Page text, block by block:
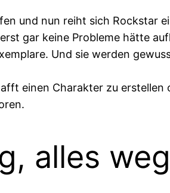
und nun reiht sich Rockstar
gar keine Probleme hätte
Und sie werden
einen Charakter zu erstellen
alles weg